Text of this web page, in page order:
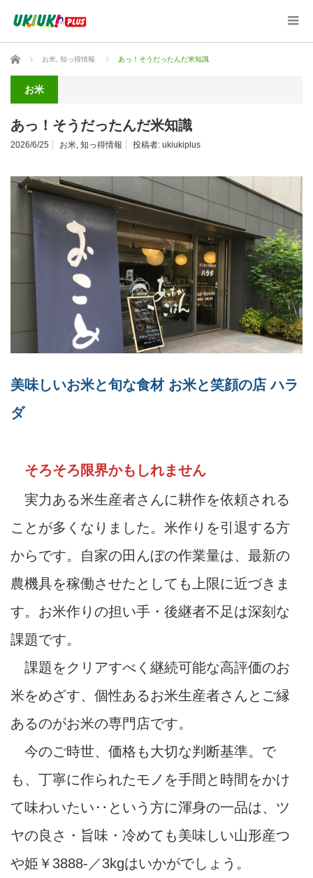
ホーム お米 知っ得情報 あっ！そうだったんだ米知識
お米
あっ！そうだったんだ米知識
2026/6/25 お米, 知っ得情報 投稿者: ukiukiplus
美味しいお米と旬な食材 お米と笑顔の店 ハラ
ダ
そろそろ限界かもしれません
実力ある米生産者さんに耕作を依頼される
ことが多くなりました。米作りを引退する方
からです。自家の田んぼの作業量は、最新の
農機具を稼働させたとしても上限に近づきま
す。お米作りの担い手・後継者不足は深刻な
課題です。
課題をクリアすべく継続可能な高評価のお
米をめざす、個性あるお米生産者さんとご縁
あるのがお米の専門店です。
今のご時世、価格も大切な判断基準。で
も、丁寧に作られたモノを手間と時間をかけ
て味わいたい‥という方に渾身の一品は、ツ
ヤの良さ・旨味・冷めても美味しい山形産つ
や姫￥3888-／3kgはいかがでしょう。